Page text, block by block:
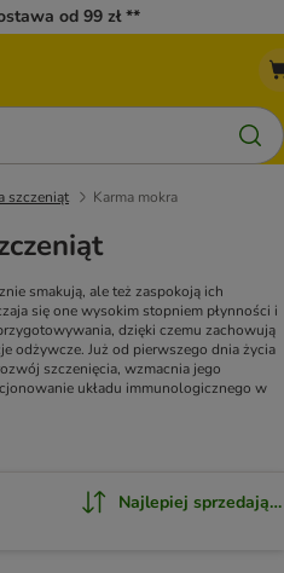
od 99 zł **
szczeniąt Karma mokra
smakują, ale też zaspokoją ich
się one wysokim stopniem płynności i
dzięki czemu zachowują
odżywcze. Już od pierwszego dnia życia
szczenięcia, wzmacnia jego
układu immunologicznego w
Najlepiej